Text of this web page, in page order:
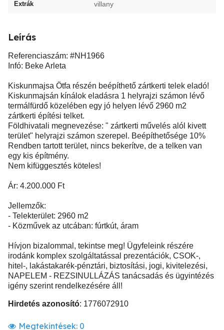
Extrák villany
Leírás
Referenciaszám: #NH1966
Infó: Beke Arleta
Kiskunmajsa Ötfa részén beépíthető zártkerti telek eladó!
Kiskunmajsán kínálok eladásra 1 helyrajzi számon lévő
termálfürdő közelében egy jó helyen lévő 2960 m2
zártkerti építési telket.
Földhivatali megnevezése: " zártkerti művelés alól kivett
terület" helyrajzi számon szerepel. Beépíthetősége 10%
Rendben tartott terület, nincs bekerítve, de a telken van
egy kis építmény.
Nem kifüggesztés köteles!
Ár: 4.200.000 Ft
Jellemzők:
- Telekterület: 2960 m2
- Közművek az utcában: fúrtkút, áram
Hívjon bizalommal, tekintse meg! Ügyfeleink részére
irodánk komplex szolgáltatással prezentációk, CSOK-,
hitel-, lakástakarék-pénztári, biztosítási, jogi, kivitelezési,
NAPELEM - REZSINULLÁZÁS tanácsadás és ügyintézés
igény szerint rendelkezésére áll!
Hirdetés azonosító: 1776072910
Megtekintések: 0